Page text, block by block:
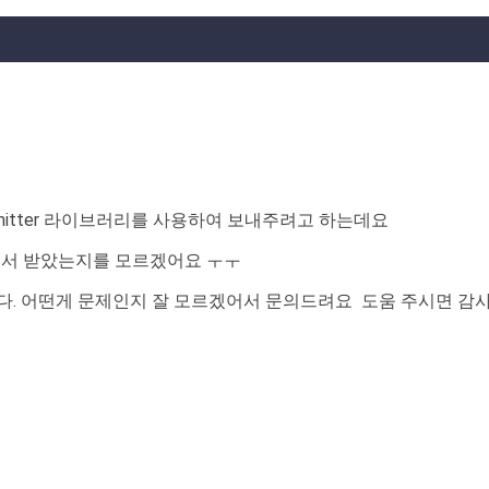
라이브러리를 사용하여 보내주려고 하는데요
받았는지를 모르겠어요 ㅜㅜ
어떤게 문제인지 잘 모르겠어서 문의드려요 도움 주시면 감